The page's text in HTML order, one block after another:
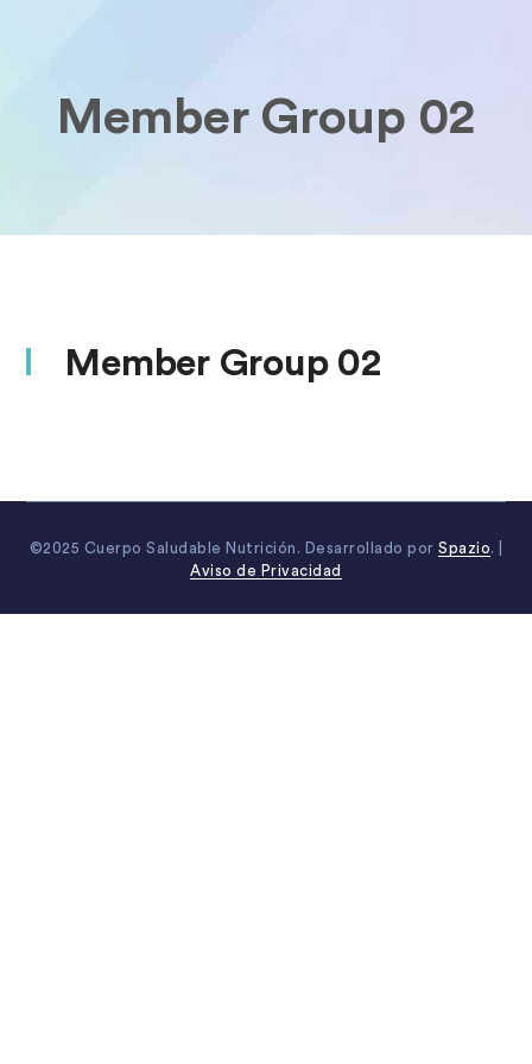
Member Group 02
Member Group 02
©2025 Cuerpo Saludable Nutrición. Desarrollado por Spazio. |
Aviso de Privacidad